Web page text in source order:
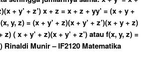
+ y’ + z’) x + z = x + z + yy’ = (x + y +
y, z) = (x + y’ + z)(x + y’ + z’)(x + y + z)
z) ( x + y’ + z)(x + y’ + z’) atau f(x, y, z) =
Rinaldi Munir – IF2120 Matematika